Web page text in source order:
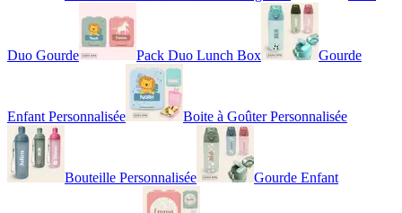
Duo Gourde Pack Duo Lunch Box Gourde
Enfant Personnalisée Boite à Goûter Personnalisée
Bouteille Personnalisée Gourde Enfant